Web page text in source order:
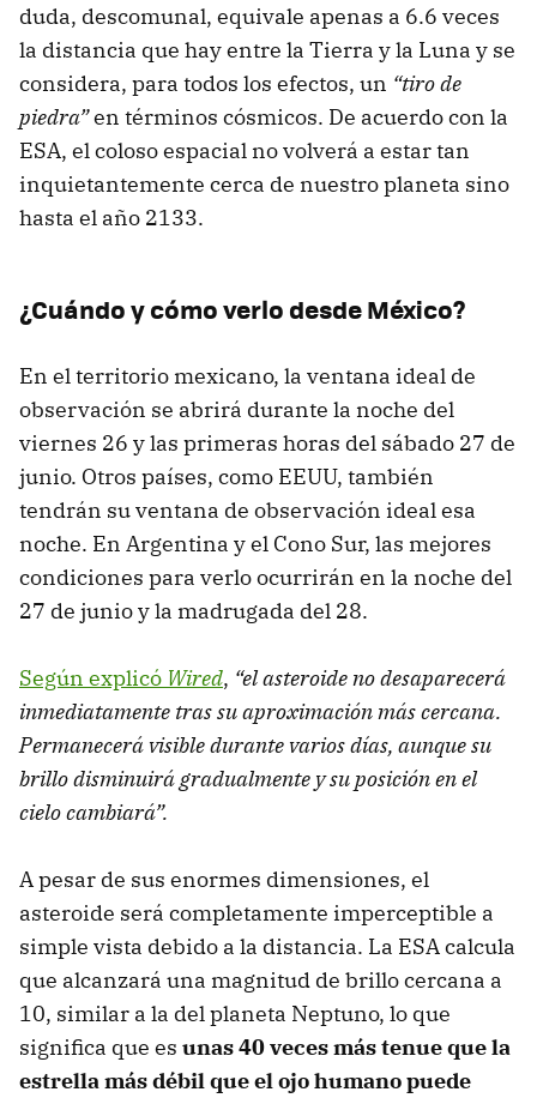
duda, descomunal, equivale apenas a 6.6 veces
la distancia que hay entre la Tierra y la Luna y se
considera, para todos los efectos, un “tiro de
piedra”en términos cósmicos. De acuerdo con la
ESA, el coloso espacial no volverá a estar tan
inquietantemente cerca de nuestro planeta sino
hasta el año 2133.
¿Cuándo y cómo verlo desde México?
En el territorio mexicano, la ventana ideal de
observación se abrirá durante la noche del
viernes 26 y las primeras horas del sábado 27 de
junio. Otros países, como EEUU, también
tendrán su ventana de observación ideal esa
noche. En Argentina y el Cono Sur, las mejores
condiciones para verlo ocurrirán en la noche del
27 de junio y la madrugada del 28.
Según explicó Wired, “el asteroide no desaparecerá
inmediatamente tras su aproximación más cercana.
Permanecerá visible durante varios días, aunque su
brillo disminuirá gradualmente y su posición en el
cielo cambiará”.
A pesar de sus enormes dimensiones, el
asteroide será completamente imperceptible a
simple vista debido a la distancia. La ESA calcula
que alcanzará una magnitud de brillo cercana a
10, similar a la del planeta Neptuno, lo que
significa que es unas 40 veces más tenue que la
estrella más débil que el ojo humano puede